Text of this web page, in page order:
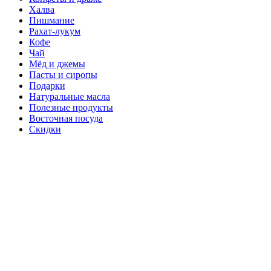
Халва
Пишмание
Рахат-лукум
Кофе
Чай
Мёд и джемы
Пасты и сиропы
Подарки
Натуральные масла
Полезные продукты
Восточная посуда
Скидки